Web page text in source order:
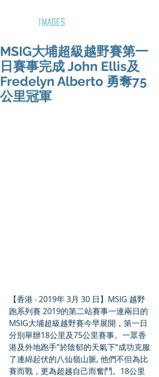
IMAGES
MSIG大埔超級越野賽第一
日賽事完成 John Ellis及
Fredelyn Alberto 勇奪75
公里冠軍
【香港 ‧ 2019年 3月 30 日】MSIG 越野
跑系列賽 2019的第二站賽事一連兩日的
MSIG大埔超級越野賽今早展開，第一日
分別舉辦18公里及75公里賽事。一眾香
港及外地跑手”於陰郁的天氣下“成功克服
了連綿起伏的八仙嶺山脈, 他們不但為比
賽而戰，更為超越自己而奮鬥。18公里